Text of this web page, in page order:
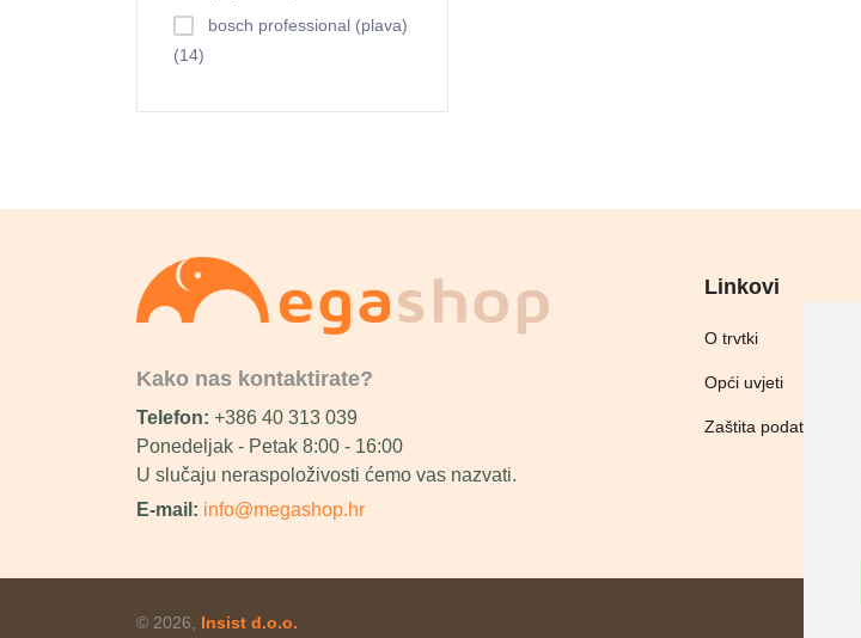
bosch professional (plava)
(14)
Kako nas kontaktirate?
Telefon: +386 40 313 039
Ponedeljak - Petak 8:00 - 16:00
U slučaju neraspoloživosti ćemo vas nazvati.
E-mail: info@megashop.hr
Linkovi
O trvtki
Opći uvjeti
Zaštita podataka
© 2026, Insist d.o.o.